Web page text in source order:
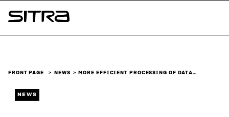
Skip to
content
Sitra
FRONT PAGE NEWS MORE EFFICIENT PROCESSING OF DATA…
NEWS